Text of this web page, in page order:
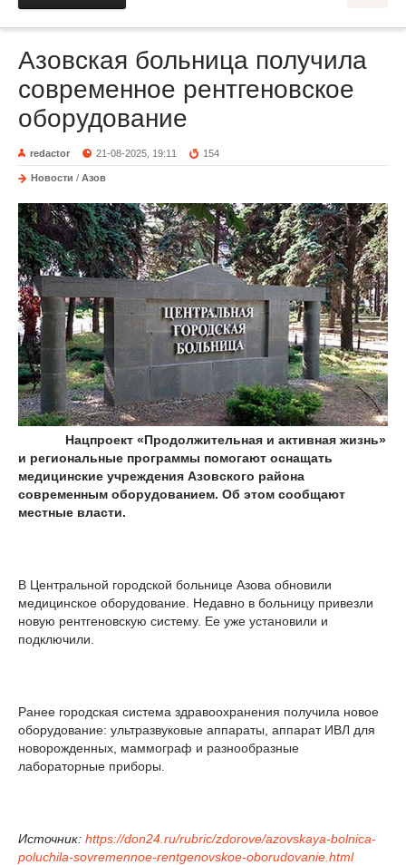
Азовская больница получила
современное рентгеновское
оборудование
redactor 21-08-2025, 19:11 154
Новости / Азов
Нацпроект «Продолжительная и активная жизнь»
и региональные программы помогают оснащать
медицинские учреждения Азовского района
современным оборудованием. Об этом сообщают
местные власти.
В Центральной городской больнице Азова обновили
медицинское оборудование. Недавно в больницу привезли
новую рентгеновскую систему. Ее уже установили и
подключили.
Ранее городская система здравоохранения получила новое
оборудование: ультразвуковые аппараты, аппарат ИВЛ для
новорожденных, маммограф и разнообразные
лабораторные приборы.
Источник: https://don24.ru/rubric/zdorove/azovskaya-bolnica-
poluchila-sovremennoe-rentgenovskoe-oborudovanie.html